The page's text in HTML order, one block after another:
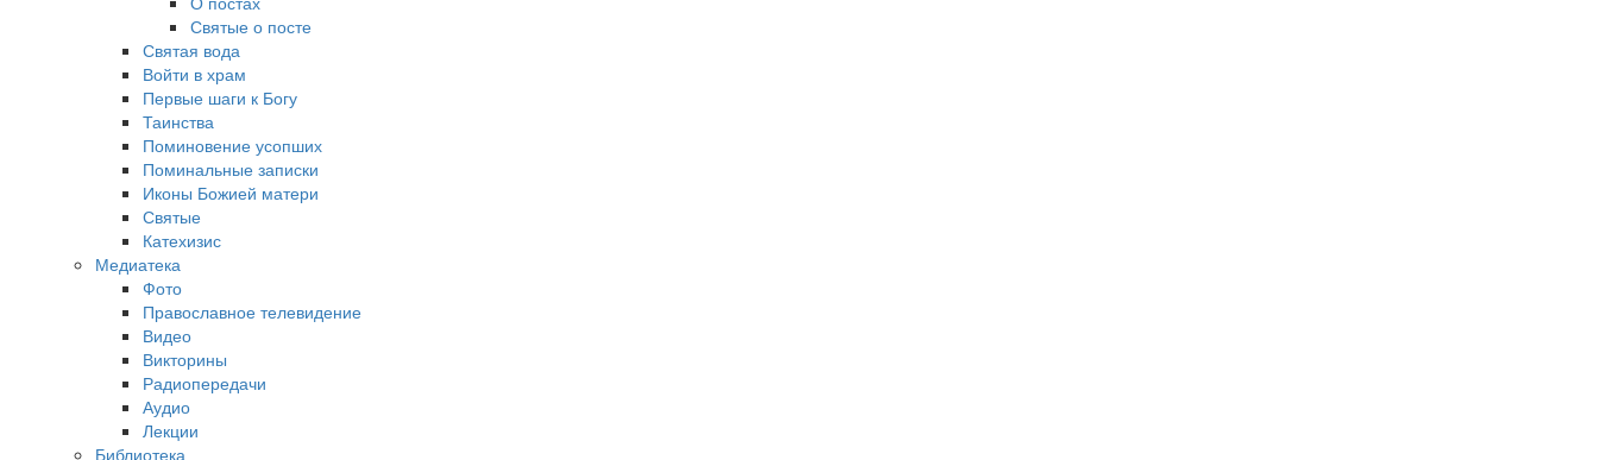
Святые о посте
Святая вода
Войти в храм
Первые шаги к Богу
Таинства
Поминовение усопших
Поминальные записки
Иконы Божией матери
Святые
Катехизис
Медиатека
Фото
Православное телевидение
Видео
Викторины
Радиопередачи
Аудио
Лекции
Библиотека